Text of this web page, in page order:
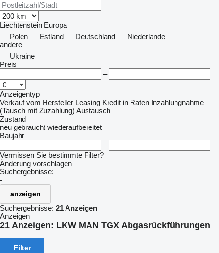
Liechtenstein Europa
Polen
Estland Deutschland
Niederlande
andere
Ukraine
Preis
–
Anzeigentyp
Verkauf vom Hersteller Leasing Kredit in Raten Inzahlungnahme
(Tausch mit Zuzahlung) Austausch
Zustand
neu gebraucht wiederaufbereitet
Baujahr
–
Vermissen Sie bestimmte Filter?
Änderung vorschlagen
Suchergebnisse:
-
anzeigen
Suchergebnisse: 21 Anzeigen
Anzeigen
21 Anzeigen: LKW MAN TGX Abgasrückführungen
Filter